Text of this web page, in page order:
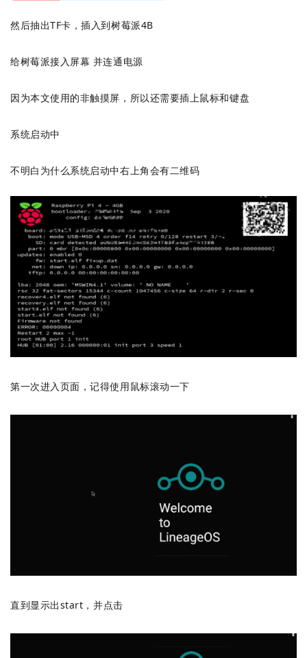
然后抽出TF卡，插入到树莓派4B
给树莓派接入屏幕 并连通电源
因为本文使用的非触摸屏，所以还需要插上鼠标和键盘
系统启动中
不明白为什么系统启动中右上角会有二维码
第一次进入页面，记得使用鼠标滚动一下
直到显示出start，并点击